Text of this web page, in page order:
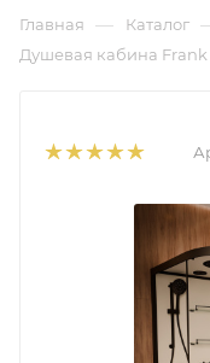
Главная — Каталог
Душевая кабина Frank